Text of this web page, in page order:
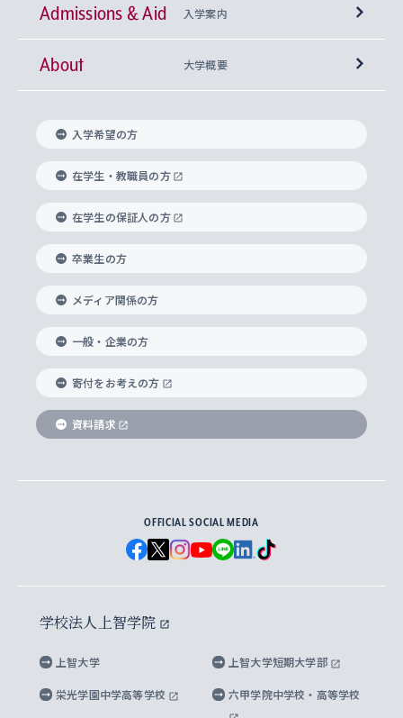
文学部
総合人間科学部
経済学部
外国語学部
総合グローバル学部
国際教養学部
理工学部
Futures） – 持続可能な未来を考える６学科連携
上智大学の全学共通教育
基盤教育センター
キリスト教人間学
身体知
思考と表現
データサイエンス
上智大学の語学教育
言語教育研究センター
上智大学のグローバル教育
グローバル教育センター
上智大学で学ぶ
海外で学ぶ
学びのサポート
大学院
神学研究科
実践宗教学研究科
総合人間科学研究科
経済学研究科
グローバル・スタディーズ研究科
助産学専攻科
生涯学習
キリスト教文化研究所
中世思想研究所
国際言語情報研究所
グローバル・コンサーン研究所
比較文化研究所
ヨーロッパ研究所
アジア文化研究所
アメリカ・カナダ研究所
メディア・ジャーナリズム研究所
水稀少社会研究センター
先進機械・構造材料イノベーションセンター
Sophia Open Research Weeks (SORW)
産官学連携
知的財産
研究支援制度
重点領域研究・自由課題研究
研究活動に関する法令・研究費の使用について
学期区分と授業時間割
課外活動
課外教育プログラム
ボランティア活動
グローバルな学びのコミュニティ
学生の相談窓口
心身の健康相談
ハラスメント防止の取り組み
障がいのある学生への支援
キャリア形成サポート
キャリア形成支援プログラム
就職（内定先）・進路統計
企業の採用ご担当者様へのご案内
住まいのサポート
Admissions & Aid 入学案内
上智大学で取得できる学位
入れの方針）
科目等履修生
研究生・外国人特別研究生・国費留学生
交換留学生(海外大学から上智大学で学ぶ)
ノンディグリー生
Sophia Short-term Program受講生
学費・奨学金
学部入学前に出願する奨学金
国による高等教育の修学支援新制度
大学院生対象の奨学金
海外留学する際の費用と奨学金
About 大学概要
理事長・学長メッセージ
学長・副学長紹介
上智大学の精神
上智大学の理念
上智大学の沿革
ソフィア・アーカイブズ
上智大学とカトリック
グローバルエンゲージメント
上智大学を訪れた世界の知性
国連Weeks・アフリカWeeks
ダイバーシティ＆サステナビリティへの取り組み
上智大学公式ソーシャルメディア
学校法人上智学院について
数字で見る上智大学
上智大学のネットワーク
父母・保証人とのネットワーク
学外とのネットワーク
上智大学の出版物
上智大学大学案内・大学院案内
英文広報誌 SOPHIA magazine
上智大学のビジュアル・アイデンティティ
上智大学ビジュアル・アイデンティティ
上智大学校歌 ・上智大学学生歌
上智大学への取材・キャンパスでの撮影について
上智大学の公開情報
上智大学の教育研究活動等の情報公表
キャンパス案内
入学希望の方
在学生・教職員の方
在学生の保証人の方
卒業生の方
メディア関係の方
一般・企業の方
寄付をお考えの方
資料請求
OFFICIAL SOCIAL MEDIA
学校法人上智学院
上智大学 上智大学短期大学部
栄光学園中学高等学校 六甲学院中学校・高等学校